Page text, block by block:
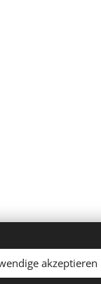
Sprachen
Čeština
akzeptieren